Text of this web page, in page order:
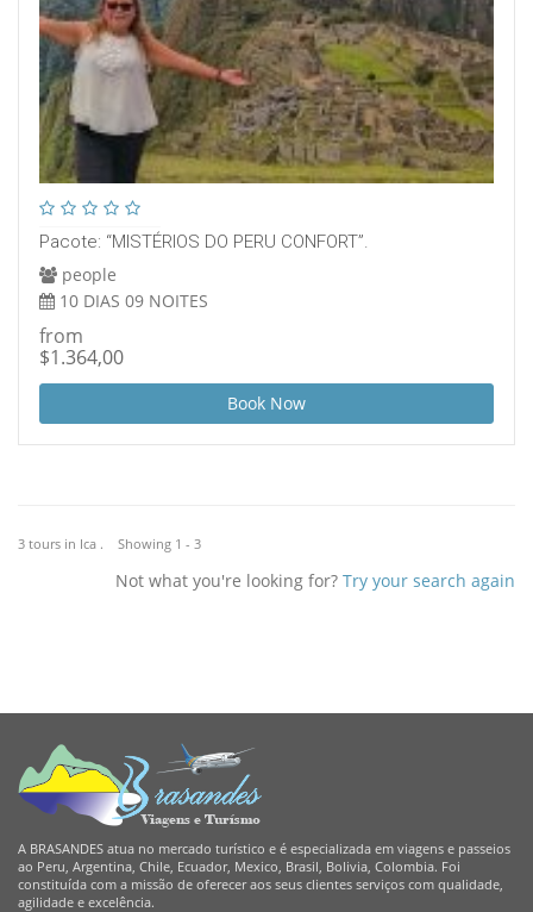
Pacote: “MISTÉRIOS DO PERU CONFORT”.
people
10 DIAS 09 NOITES
from
$1.364,00
Book Now
3 tours in Ica . Showing 1 - 3
Not what you're looking for? Try your search again
A BRASANDES atua no mercado turístico e é especializada em viagens e passeios
ao Peru, Argentina, Chile, Ecuador, Mexico, Brasil, Bolivia, Colombia. Foi
constituída com a missão de oferecer aos seus clientes serviços com qualidade,
agilidade e excelência.